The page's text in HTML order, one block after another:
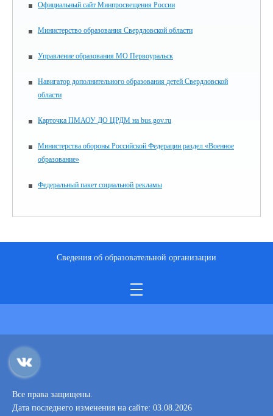
Официальный сайт Минпросвещения России
Министерство образования Свердловской области
Управление образования МО Первоуральск
Навигатор дополнительного образования детей Свердловской
области
Карточка ПМАОУ ДО ЦРДМ на bus.gov.ru
Министерства обороны Российской Федерации раздел «Военное
образование»
Федеральный пакет социальной рекламы
Сведения об образовательной организации
Все права защищены.
Дата последнего изменения на сайте: 03.08.2026